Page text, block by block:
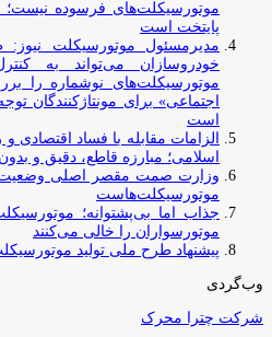
موتورسیکلت‌های فرسوده
پایتخت است
مدیرمسئول موتورسیکلت
خودروسازان می‌تواند به
موتورسیکلت‌های نوشماره را
اجتماعی» برای مونتاژکنندگان
است
الزامات مقابله با فساد اقتصادی
اسلامی؛ مبارزه قاطع، دقیق و
وزارت صمت مقصر اصلی وضعیت
موتورسیکلت‌هاست
جذاب اما بی‌پشتوانه؛
موتورسواران را خالی می‌کنند
پیشنهاد طرح ملی تولید
وب‌گردی
شرکت چترا محرک